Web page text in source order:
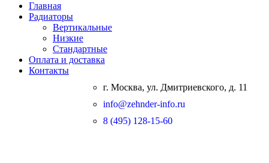
Главная
Радиаторы
Вертикальные
Низкие
Стандартные
Оплата и доставка
Контакты
г. Москва, ул. Дмитриевского, д. 11
info@zehnder-info.ru
8 (495) 128-15-60